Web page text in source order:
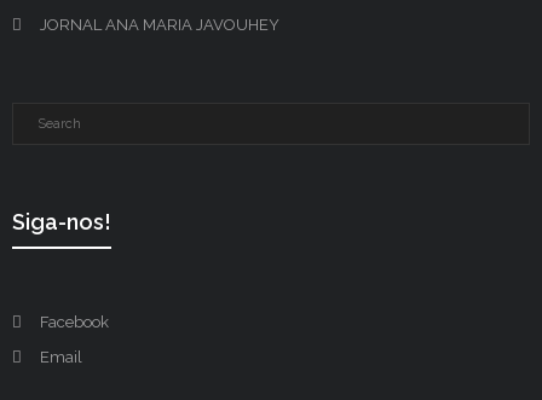
JORNAL ANA MARIA JAVOUHEY
Siga-nos!
Facebook
Email